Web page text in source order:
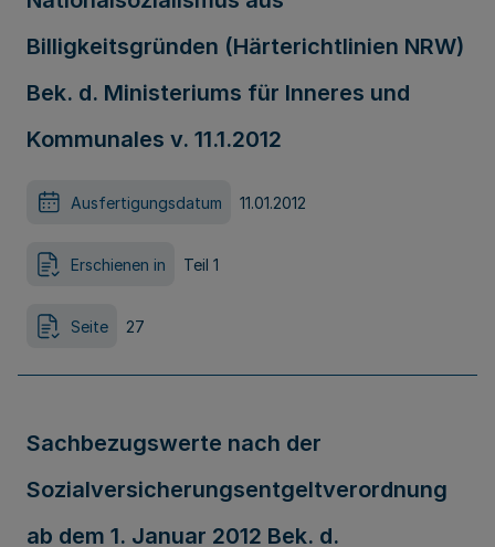
Billigkeitsgründen (Härterichtlinien NRW)
Bek. d. Ministeriums für Inneres und
Kommunales v. 11.1.2012
Ausfertigungsdatum 11.01.2012
Erschienen in Teil 1
Seite 27
Sachbezugswerte nach der
Sozialversicherungsentgeltverordnung
ab dem 1. Januar 2012 Bek. d.